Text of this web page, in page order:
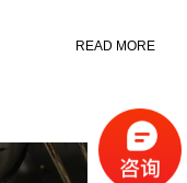
READ MORE